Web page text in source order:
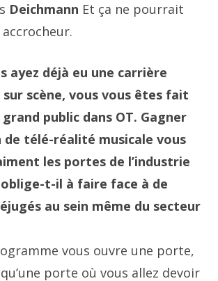
Deichmann Et ça ne pourrait
ayez déjà eu une carrière
scène, vous vous êtes fait
public dans OT. Gagner
de télé-réalité musicale vous
les portes de l’industrie
t-il à faire face à de
au sein même du secteur
vous ouvre une porte,
qu’une porte où vous allez devoir